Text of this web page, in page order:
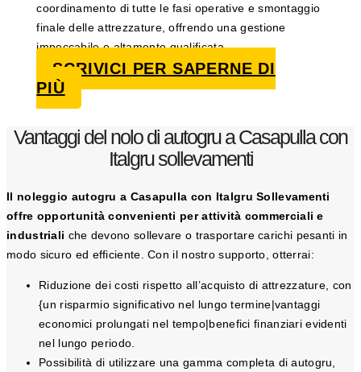
coordinamento di tutte le fasi operative e smontaggio
finale delle attrezzature, offrendo una gestione
impeccabile e altamente qualificata.
SCRIVICI PER SAPERNE DI
PIÙ
Vantaggi del nolo di autogru a Casapulla con
Italgru sollevamenti
Il noleggio autogru a Casapulla con Italgru Sollevamenti
offre opportunità convenienti per attività commerciali e
industriali che devono sollevare o trasportare carichi pesanti in
modo sicuro ed efficiente. Con il nostro supporto, otterrai:
Riduzione dei costi rispetto all’acquisto di attrezzature, con
{un risparmio significativo nel lungo termine|vantaggi
economici prolungati nel tempo|benefici finanziari evidenti
nel lungo periodo.
Possibilità di utilizzare una gamma completa di autogru,